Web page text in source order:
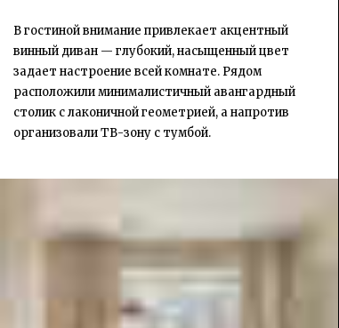
В гостиной внимание привлекает акцентный
винный диван — глубокий, насыщенный цвет
задает настроение всей комнате. Рядом
расположили минималистичный авангардный
столик с лаконичной геометрией, а напротив
организовали ТВ-зону с тумбой.